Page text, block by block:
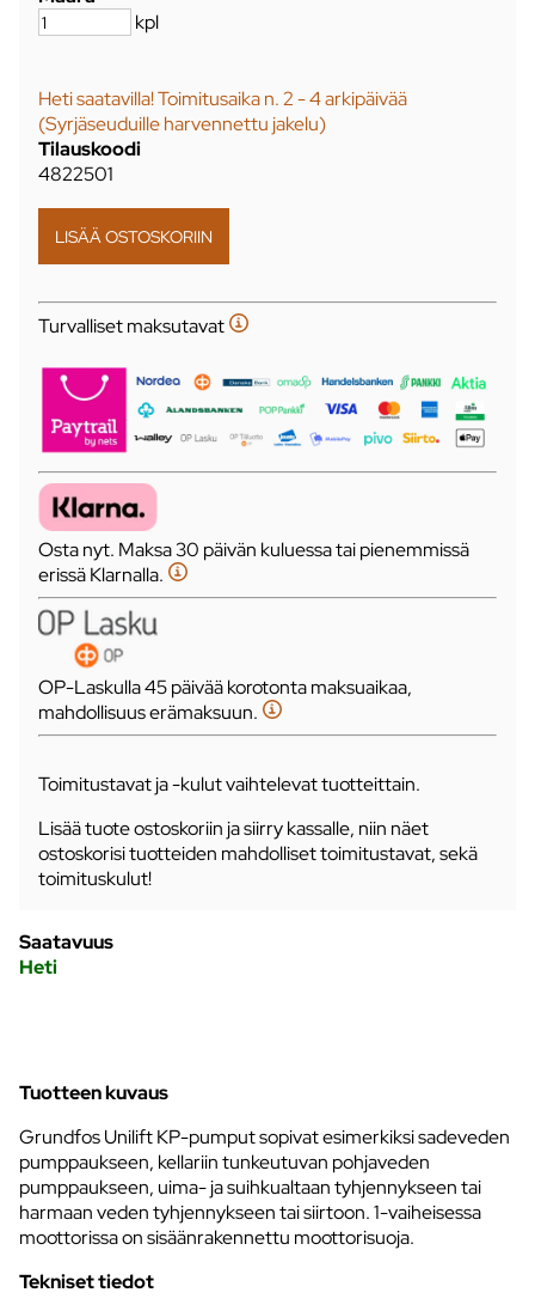
kpl
Heti saatavilla! Toimitusaika n. 2 - 4 arkipäivää
(Syrjäseuduille harvennettu jakelu)
Tilauskoodi
4822501
Turvalliset maksutavat
Osta nyt. Maksa 30 päivän kuluessa tai pienemmissä
erissä Klarnalla.
OP-Laskulla 45 päivää korotonta maksuaikaa,
mahdollisuus erämaksuun.
Toimitustavat ja -kulut vaihtelevat tuotteittain.
Lisää tuote ostoskoriin ja siirry kassalle, niin näet
ostoskorisi tuotteiden mahdolliset toimitustavat, sekä
toimituskulut!
Saatavuus
Heti
Tuotteen kuvaus
Grundfos Unilift KP-pumput sopivat esimerkiksi sadeveden
pumppaukseen, kellariin tunkeutuvan pohjaveden
pumppaukseen, uima- ja suihkualtaan tyhjennykseen tai
harmaan veden tyhjennykseen tai siirtoon. 1-vaiheisessa
moottorissa on sisäänrakennettu moottorisuoja.
Tekniset tiedot